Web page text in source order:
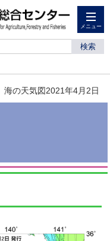
メニュー
検索
海の天気図2021年4月2日